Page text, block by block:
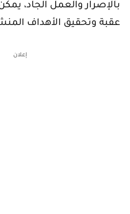
بالإصرار والعمل الجاد،
عقبة وتحقيق الأهداف
إعلان